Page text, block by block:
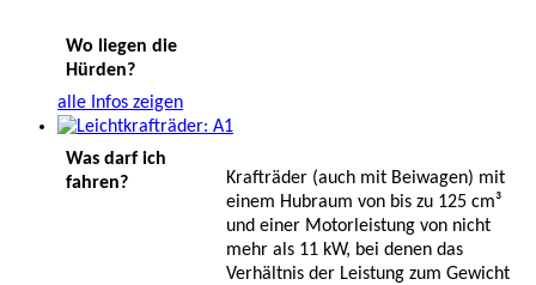
Wo liegen die
Hürden?
alle Infos zeigen
Was darf ich
fahren?
Krafträder (auch mit Beiwagen) mit
einem Hubraum von bis zu 125 cm³
und einer Motorleistung von nicht
mehr als 11 kW, bei denen das
Verhältnis der Leistung zum Gewicht